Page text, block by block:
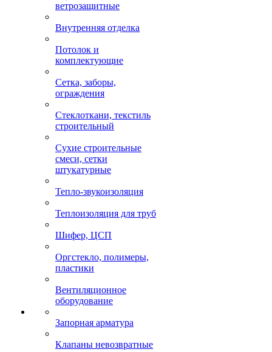
ветрозащитные
Внутренняя отделка
Потолок и
комплектующие
Сетка, заборы,
ограждения
Стеклоткани, текстиль
строительный
Сухие строительные
смеси, сетки
штукатурные
Тепло-звукоизоляция
Теплоизоляция для труб
Шифер, ЦСП
Оргстекло, полимеры,
пластики
Вентиляционное
оборудование
Запорная арматура
Клапаны невозвратные